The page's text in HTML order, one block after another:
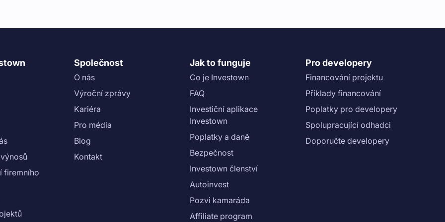
projektu najdete v ([Scoring sheet]
view?
etapa"}}
firemního
Společnost
O nás
Výroční zprávy
Kariéra
Pro média
Blog
Kontakt
Jak to funguje
Co je Investown
FAQ
Investiční aplikace
Investown
Poplatky a daně
Bezpečnost
Investown členství
Autoinvest
Pozvi kamaráda
Affiliate program
Pro developery
Financování projektu
Příklady financování
Poplatky pro developery
Spolupracující odhadci
Doporučte developery